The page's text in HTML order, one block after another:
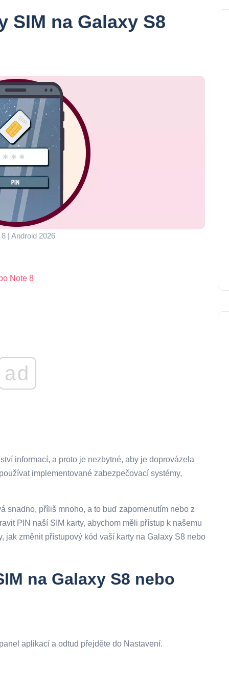
SIM na Galaxy S8
| Android 2026
Note 8
ad
informací, a proto je nezbytné, aby je doprovázela
implementované zabezpečovací systémy,
snadno, příliš mnoho, a to buď zapomenutím nebo z
PIN naší SIM karty, abychom měli přístup k našemu
jak změnit přístupový kód vaší karty na Galaxy S8 nebo
na Galaxy S8 nebo
aplikací a odtud přejděte do Nastavení.